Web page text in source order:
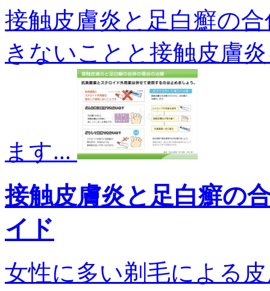
接触皮膚炎と足白癬の
きないことと接触皮膚
ます...
接触皮膚炎と足白癬の
イド
女性に多い剃毛による